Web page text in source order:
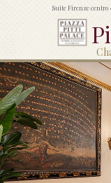
Suite Firenze centro